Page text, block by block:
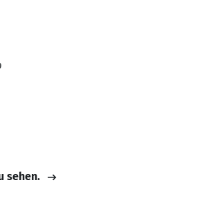
sehen.